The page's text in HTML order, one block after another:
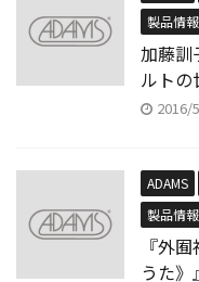
製品情報
加藤訓
ルトの
2016/
ADAMS
製品情報
『外
うた